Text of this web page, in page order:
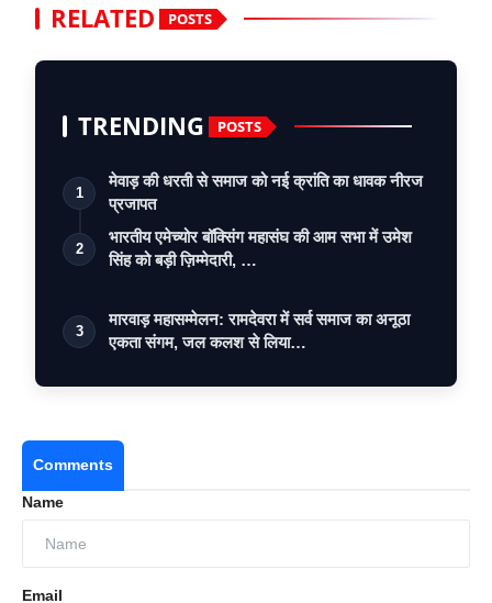
RELATED POSTS
TRENDING POSTS
1
मेवाड़ की धरती से समाज को नई क्रांति का धावक नीरज
प्रजापत
2
भारतीय एमेच्योर बॉक्सिंग महासंघ की आम सभा में उमेश
सिंह को बड़ी ज़िम्मेदारी, …
3
मारवाड़ महासम्मेलन: रामदेवरा में सर्व समाज का अनूठा
एकता संगम, जल कलश से लिया…
Comments
Name
Email